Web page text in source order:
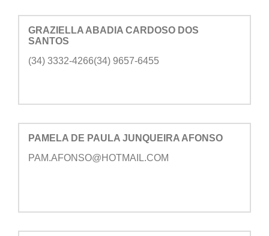
GRAZIELLA ABADIA CARDOSO DOS
SANTOS
(34) 3332-4266(34) 9657-6455
PAMELA DE PAULA JUNQUEIRA AFONSO
PAM.AFONSO@HOTMAIL.COM